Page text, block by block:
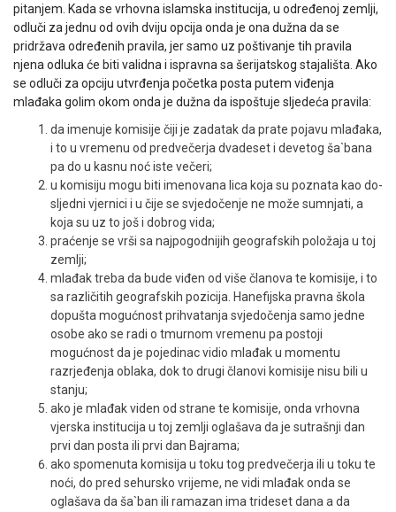
pitanjem. Kada se vrhovna islamska institucija, u određenoj zemlji,
odluči za jednu od ovih dviju opcija onda je ona dužna da se
pridržava određenih pravila, jer samo uz poštivanje tih pravila
njena odluka će biti validna i ispravna sa šerijatskog stajališta. Ako
se odluči za opciju utvrđenja početka posta putem viđenja
mlađaka golim okom onda je dužna da ispoštuje sljedeća pravila:
da imenuje komisije čiji je zadatak da prate pojavu mlađaka,
i to u vremenu od predvečerja dvadeset i devetog ša`bana
pa do u kasnu noć iste večeri;
u komisiju mogu biti imenovana lica koja su poznata kao do­
sljedni vjernici i u čije se svjedočenje ne može sumnjati, a
koja su uz to još i dobrog vida;
praćenje se vrši sa najpogodnijih geografskih položaja u toj
zemlji;
mlađak treba da bude viđen od više članova te komisije, i to
sa različitih geografskih pozicija. Hanefijska pravna škola
dopušta mogućnost prihvatanja svjedočenja samo jedne
osobe ako se radi o tmurnom vremenu pa postoji
mogućnost da je pojedinac vidio mlađak u momentu
razrjeđenja oblaka, dok to drugi članovi komisije nisu bili u
stanju;
ako je mlađak viden od strane te komisije, onda vrhovna
vjerska institucija u toj zemlji oglašava da je sutrašnji dan
prvi dan posta ili prvi dan Bajrama;
ako spomenuta komisija u toku tog predvečerja ili u toku te
noći, do pred sehursko vrijeme, ne vidi mlađak onda se
oglašava da ša`ban ili ramazan ima trideset dana a da